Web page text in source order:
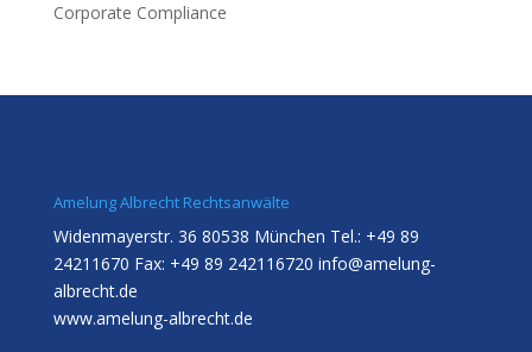
Corporate Compliance
Amelung Albrecht Rechtsanwälte
Widenmayerstr. 36 80538 München Tel.: +49 89
24211670 Fax: +49 89 242116720 info@amelung-
albrecht.de
www.amelung-albrecht.de